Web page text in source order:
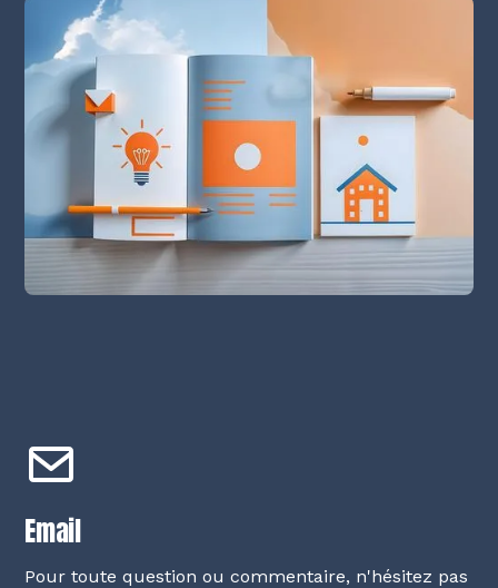
Email
Pour toute question ou commentaire, n'hésitez pas